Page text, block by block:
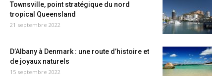
Townsville, point stratégique du nord
tropical Queensland
21 septembre 2022
D’Albany à Denmark : une route d’histoire et
de joyaux naturels
15 septembre 2022